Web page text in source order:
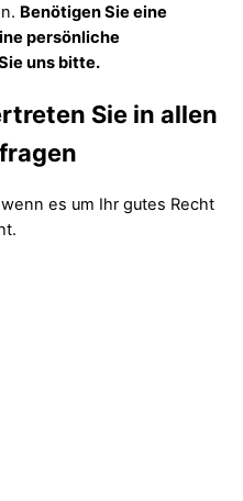
Benötigen Sie eine
persönliche
uns bitte.
Sie in allen
es um Ihr gutes Recht